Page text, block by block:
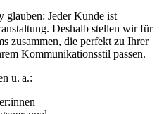
Jeder Kunde ist
Deshalb stellen wir für
zusammen, die perfekt zu Ihrer
Kommunikationsstil passen.
u. a.: